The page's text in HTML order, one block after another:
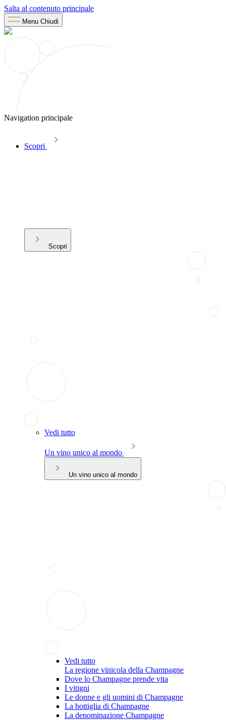
Salta al contenuto principale
Menu Chiudi
Navigation principale
Scopri
Scopri
Vedi tutto
Un vino unico al mondo
Un vino unico al mondo
Vedi tutto
La regione vinicola della Champagne
Dove lo Champagne prende vita
I vitigni
Le donne e gli uomini di Champagne
La bottiglia di Champagne
La denominazione Champagne